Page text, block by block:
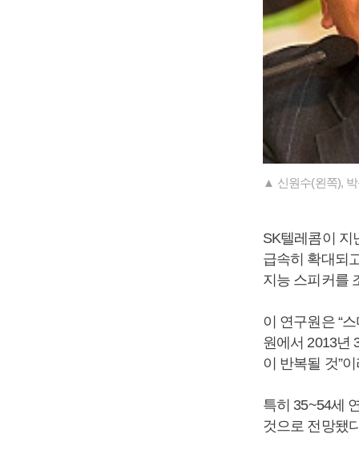
▲ 신원수(왼쪽),
SK텔레콤이 지
급속히 확대되
지능 스피커를
이 연구원은 “
원에서 2013년
이 반복될 것”
특히 35~54세
것으로 전망됐